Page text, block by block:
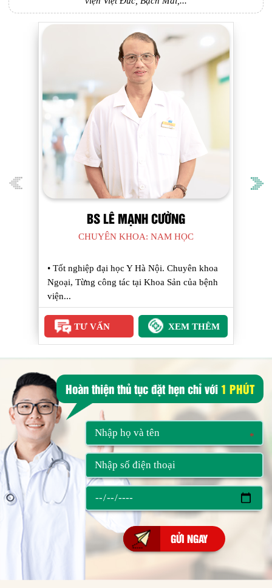
BS LÊ MẠNH CƯỜNG
CHUYÊN KHOA: NAM HỌC
• Tốt nghiệp đại học Y Hà Nội. Chuyên khoa
Ngoại, Từng công tác tại Khoa Sản của bệnh
viện...
TƯ VẤN XEM THÊM
Hoàn thiện thủ tục đặt hẹn chỉ với 1 PHÚT
*
*